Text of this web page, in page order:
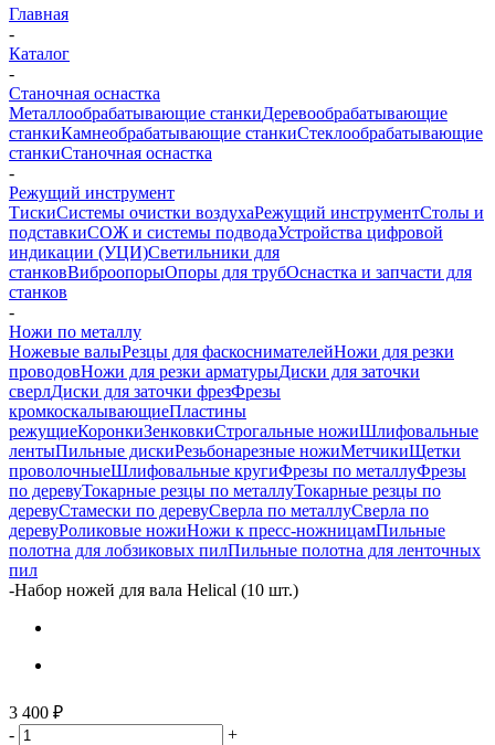
Главная
-
Каталог
-
Станочная оснастка
Металлообрабатывающие станкиДеревообрабатывающие
станкиКамнеобрабатывающие станкиСтеклообрабатывающие
станкиСтаночная оснастка
-
Режущий инструмент
ТискиСистемы очистки воздухаРежущий инструментСтолы и
подставкиСОЖ и системы подводаУстройства цифровой
индикации (УЦИ)Светильники для
станковВиброопорыОпоры для трубОснастка и запчасти для
станков
-
Ножи по металлу
Ножевые валыРезцы для фаскоснимателейНожи для резки
проводовНожи для резки арматурыДиски для заточки
сверлДиски для заточки фрезФрезы
кромкоскалывающиеПластины
режущиеКоронкиЗенковкиСтрогальные ножиШлифовальные
лентыПильные дискиРезьбонарезные ножиМетчикиЩетки
проволочныеШлифовальные кругиФрезы по металлуФрезы
по деревуТокарные резцы по металлуТокарные резцы по
деревуСтамески по деревуСверла по металлуСверла по
деревуРоликовые ножиНожи к пресс-ножницамПильные
полотна для лобзиковых пилПильные полотна для ленточных
пил
-Набор ножей для вала Helical (10 шт.)
3 400 ₽
-
+